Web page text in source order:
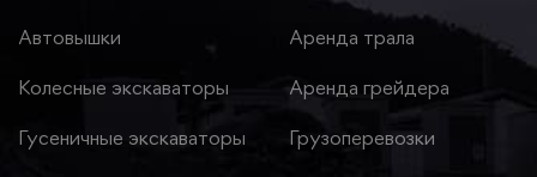
Автовышки
Колесные экскаваторы
Гусеничные экскаваторы
Аренда трала
Аренда грейдера
Грузоперевозки